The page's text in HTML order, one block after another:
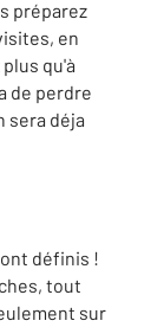
préparez
en
qu'à
de perdre
sera déja
définis !
tout
sur